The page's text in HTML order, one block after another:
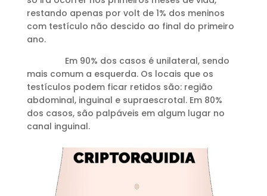
restando apenas por volt de 1% dos meninos
com testículo não descido ao final do primeiro
ano.
Em 90% dos casos é unilateral, sendo
mais comum a esquerda. Os locais que os
testículos podem ficar retidos são: região
abdominal, inguinal e supraescrotal. Em 80%
dos casos, são palpáveis em algum lugar no
canal inguinal.